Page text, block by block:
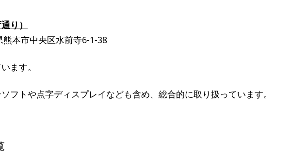
り）
本市中央区水前寺6-1-38
ます。
フトや点字ディスプレイなども含め、総合的に取り扱っています。